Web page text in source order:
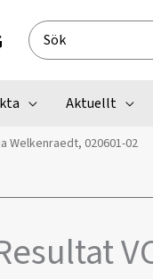
Search
for:
Aktuellt
Welkenraedt, 020601-02